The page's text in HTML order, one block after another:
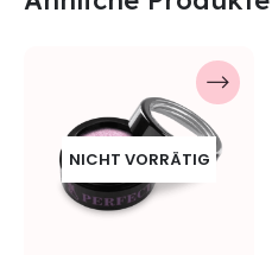
NICHT VORRÄTIG